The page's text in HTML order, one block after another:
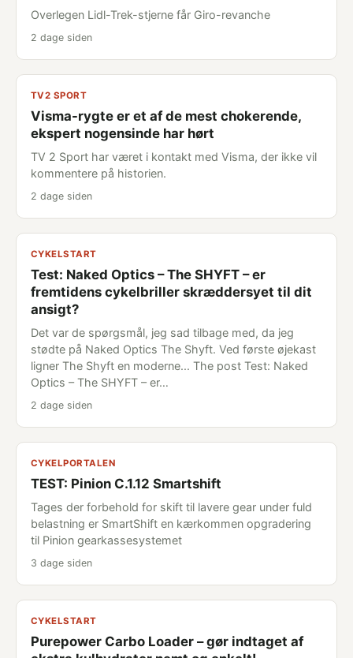
Overlegen Lidl-Trek-stjerne får Giro-revanche
2 dage siden
TV2 SPORT
Visma-rygte er et af de mest chokerende,
ekspert nogensinde har hørt
TV 2 Sport har været i kontakt med Visma, der ikke vil
kommentere på historien.
2 dage siden
CYKELSTART
Test: Naked Optics – The SHYFT – er
fremtidens cykelbriller skræddersyet til dit
ansigt?
Det var de spørgsmål, jeg sad tilbage med, da jeg
stødte på Naked Optics The Shyft. Ved første øjekast
ligner The Shyft en moderne... The post Test: Naked
Optics – The SHYFT – er…
2 dage siden
CYKELPORTALEN
TEST: Pinion C.1.12 Smartshift
Tages der forbehold for skift til lavere gear under fuld
belastning er SmartShift en kærkommen opgradering
til Pinion gearkassesystemet
3 dage siden
CYKELSTART
Purepower Carbo Loader – gør indtaget af